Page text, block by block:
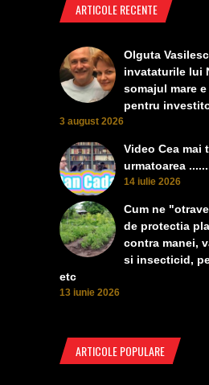
ARTICOLE RECENTE
Olguta
invataturile lui
somajul mare
pentru
3 august 2026
Video Cea mai
urmatoarea
14 iulie 2026
Cum ne
de protectia
contra manei,
si insecticid,
etc
13 iunie 2026
ARTICOLE POPULARE